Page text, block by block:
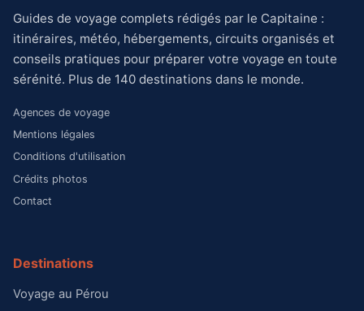
Guides de voyage complets rédigés par le Capitaine :
itinéraires, météo, hébergements, circuits organisés et
conseils pratiques pour préparer votre voyage en toute
sérénité. Plus de 140 destinations dans le monde.
Agences de voyage
Mentions légales
Conditions d'utilisation
Crédits photos
Contact
Destinations
Voyage au Pérou